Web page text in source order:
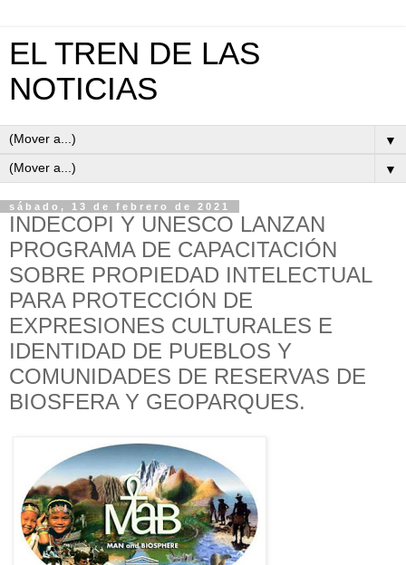
EL TREN DE LAS
NOTICIAS
▼
▼
sábado, 13 de febrero de 2021
INDECOPI Y UNESCO LANZAN
PROGRAMA DE CAPACITACIÓN
SOBRE PROPIEDAD INTELECTUAL
PARA PROTECCIÓN DE
EXPRESIONES CULTURALES E
IDENTIDAD DE PUEBLOS Y
COMUNIDADES DE RESERVAS DE
BIOSFERA Y GEOPARQUES.